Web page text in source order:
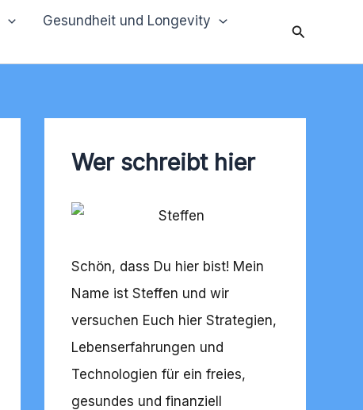
Gesundheit und Longevity
Suchen
Wer schreibt hier
Schön, dass Du hier bist! Mein
Name ist Steffen und wir
versuchen Euch hier Strategien,
Lebenserfahrungen und
Technologien für ein freies,
gesundes und finanziell